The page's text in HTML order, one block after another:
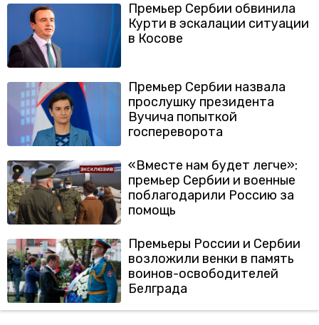
Премьер Сербии обвинила
Курти в эскалации ситуации
в Косове
Премьер Сербии назвала
прослушку президента
Вучича попыткой
госпереворота
«Вместе нам будет легче»:
премьер Сербии и военные
поблагодарили Россию за
помощь
Премьеры России и Сербии
возложили венки в память
воинов-освободителей
Белграда